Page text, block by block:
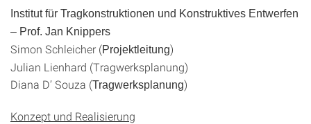
Institut für Tragkonstruktionen und Konstruktives Entwerfen
– Prof. Jan Knippers
Simon Schleicher (Projektleitung)
Julian Lienhard (Tragwerksplanung)
Diana D’ Souza (Tragwerksplanung)
Konzept und Realisierung